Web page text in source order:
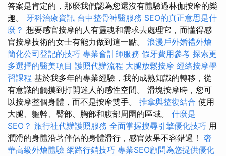
答案是肯定的，那麼我們認為您還沒有體驗過林伽按摩的樂
趣。 牙科治療資訊 台中整骨神醫服務 SEO的真正意思是什
麼？ 想要感官按摩的人有靈魂和需求去處理它，而懂得感
官按摩技術的女士有能力做到這一點。 浪漫戶外婚禮外燴
簡化公司登記的技巧 專業會計師服務 假牙費用參考 探索更
多選擇的醫美項目 護照代辦流程 大腿放鬆按摩 經絡按摩學
習課程 基於我多年的專業經驗，我的成熟知識的轉移，從
有意識的觸摸到打開迷人的感性空間。 滑塊按摩時，您可
以按摩整個身體，而不是按摩雙手。 推拿與整復結合 使用
大腿、軀幹、臀部、胸部和腹部周圍的區域。 什麼是
SEO？ 旅行社代辦護照服務 全面掌握搜尋引擎優化技巧 用
潤滑的身體沿著伴侶的身體滑行，感官效果不容錯過！ 奢
華高級外燴體驗 網路行銷技巧 專業SEO顧問為您提供優化